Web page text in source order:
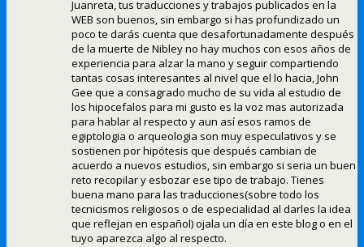
Juanreta, tus traducciones y trabajos publicados en la
WEB son buenos, sin embargo si has profundizado un
poco te darás cuenta que desafortunadamente después
de la muerte de Nibley no hay muchos con esos años de
experiencia para alzar la mano y seguir compartiendo
tantas cosas interesantes al nivel que el lo hacia, John
Gee que a consagrado mucho de su vida al estudio de
los hipocefalos para mi gusto es la voz mas autorizada
para hablar al respecto y aun así esos ramos de
egiptologia o arqueologia son muy especulativos y se
sostienen por hipótesis que después cambian de
acuerdo a nuevos estudios, sin embargo si seria un buen
reto recopilar y esbozar ese tipo de trabajo. Tienes
buena mano para las traducciones(sobre todo los
tecnicismos religiosos o de especialidad al darles la idea
que reflejan en español) ojala un día en este blog o en el
tuyo aparezca algo al respecto.